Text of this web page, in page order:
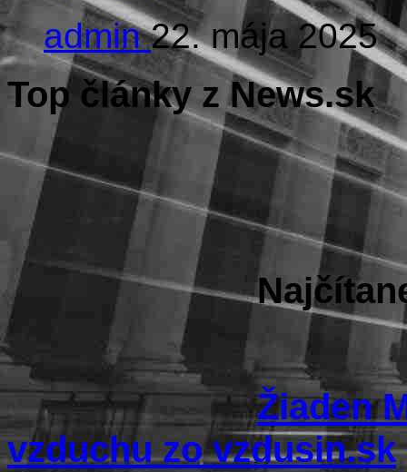
admin22. mája 2025
Top články z News.sk
Žiaden
vzduchu zo vzdusin.sk